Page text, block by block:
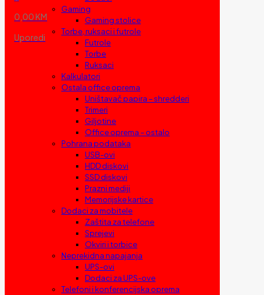
0,00 KM
Uporedi
Gaming
Gaming stolice
Torbe, ruksaci i futrole
Futrole
Torbe
Ruksaci
Kalkulatori
Ostala office oprema
Uništavač papira – shredderi
Trimeri
Giljotine
Office oprema – ostalo
Pohrana podataka
USB-ovi
HDD diskovi
SSD diskovi
Prazni mediji
Memorijske kartice
Dodaci za mobitele
Zaštita za telefone
Sprejevi
Okviri i torbice
Neprekidna napajanja
UPS-ovi
Dodaci za UPS-ove
Telefoni i konferencijska oprema